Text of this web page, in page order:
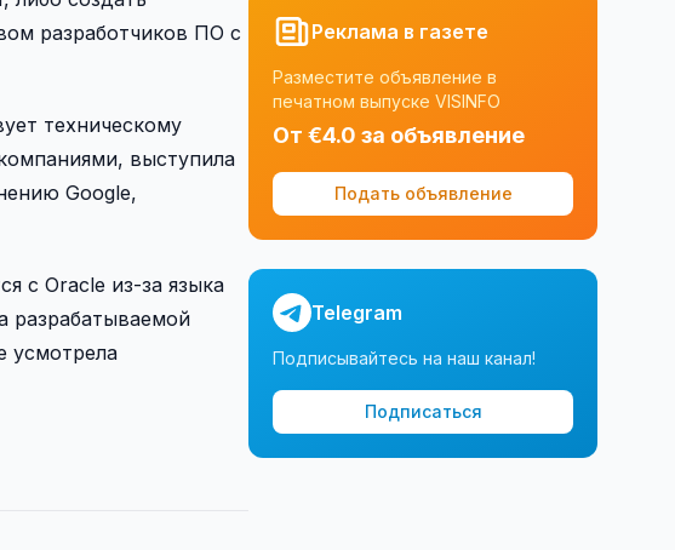
разработчиков ПО с
техническому
выступила
Google,
с Oracle из-за языка
разрабатываемой
усмотрела
Реклама в газете
Разместите объявление в
печатном выпуске VISINFO
От €4.0 за объявление
Подать объявление
Telegram
Подписывайтесь на наш канал!
Подписаться